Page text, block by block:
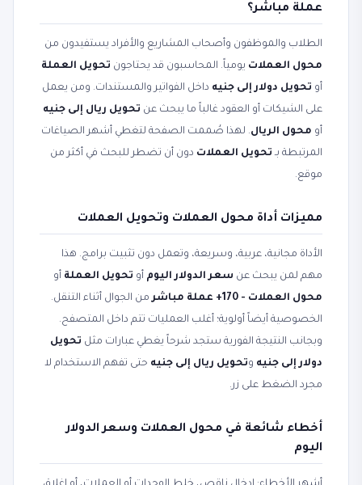
عملة مباشر؟
الطلاب والموظفون وأصحاب المشاريع والأفراد يستفيدون من
محول العملات يومياً. المحاسبون قد يحتاجون تحويل العملة
أو تحويل دولار إلى جنيه داخل الفواتير والمستندات. ومن يعمل
على الشيكات أو العقود غالباً ما يبحث عن تحويل ريال إلى جنيه
أو محول الريال. لهذا صُممت الصفحة لتغطي أشهر الصياغات
المرتبطة بـ تحويل العملات دون أن تضطر للبحث في أكثر من
موقع.
مميزات أداة محول العملات وتحويل العملات
الأداة مجانية، عربية، وسريعة، وتعمل دون تثبيت برامج. هذا
مهم لمن يبحث عن سعر الدولار اليوم أو تحويل العملة أو
محول العملات - 170+ عملة مباشر
من الجوال أثناء التنقل.
الخصوصية أيضاً أولوية؛ أغلب العمليات تتم داخل المتصفح.
وبجانب النتيجة الفورية ستجد شرحاً يغطي عبارات مثل تحويل
دولار إلى جنيه وتحويل ريال إلى جنيه حتى تفهم الاستخدام لا
مجرد الضغط على زر.
أخطاء شائعة في محول العملات وسعر الدولار
اليوم